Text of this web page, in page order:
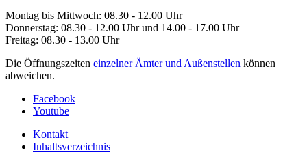
Montag bis Mittwoch: 08.30 - 12.00 Uhr
Donnerstag: 08.30 - 12.00 Uhr und 14.00 - 17.00 Uhr
Freitag: 08.30 - 13.00 Uhr
Die Öffnungszeiten einzelner Ämter und Außenstellen können
abweichen.
Facebook
Youtube
Kontakt
Inhaltsverzeichnis